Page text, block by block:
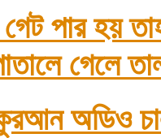
পার হয়
গেলে
অডিও